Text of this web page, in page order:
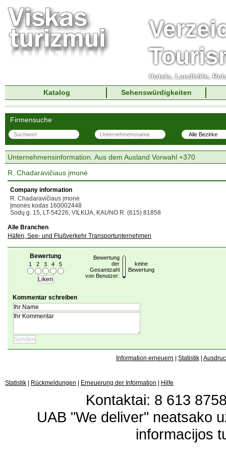
Hotels, Landhöfe,
Katalog
Sehenswürdigkeiten
Firmensuche
Unternehmensinformation. Aus dem Ausland Vorwahl +370
R. Chadaravičiaus įmonė
Company information
R. Chadaravičiaus įmonė
Įmonės kodas 160002448
Sodų g. 15, LT-54226, VILKIJA, KAUNO R. (615) 81858
Alle Branchen
Häfen, See- und Flußverkehr Transportunternehmen
Bewertung
1 2 3 4 5
Bewertung
der
Gesamtzahl
von Benutzer:
keine
Bewertung
Kommentar schreiben
Information erneuern Statistik
Statistik Rückmeldungen Erneuerung der Information Hilfe
Kontaktai: 8 613
UAB "We deliver" neatsako
informacijos